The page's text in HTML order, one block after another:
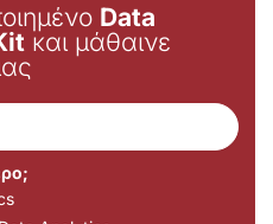
Data
και μάθαινε